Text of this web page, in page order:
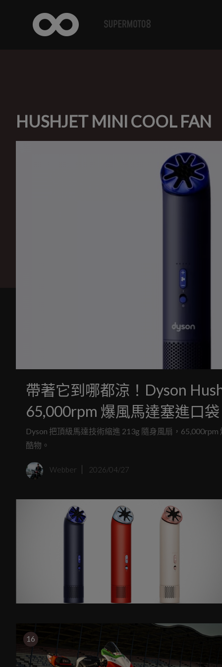
HUSHJET MINI COOL FAN
帶著它到哪都涼！Dyson
65,000rpm 爆風馬達塞進口袋
Dyson 把頂級馬達技術縮進 213g 隨身風扇，
酷物。
Webber 2026/04/27
16